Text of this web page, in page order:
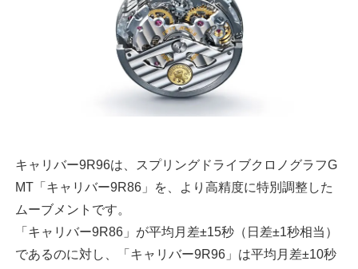
キャリバー9R96は、スプリングドライブクロノグラフG
MT「キャリバー9R86」を、より高精度に特別調整した
ムーブメントです。
「キャリバー9R86」が平均月差±15秒（日差±1秒相当）
であるのに対し、「キャリバー9R96」は平均月差±10秒